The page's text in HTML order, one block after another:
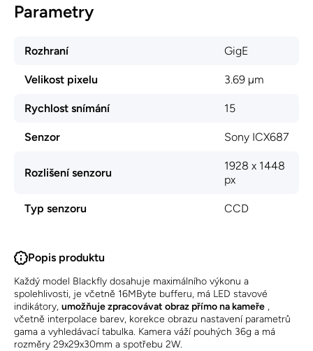
Parametry
Rozhraní GigE
Velikost pixelu 3.69 µm
Rychlost snímání 15
Senzor Sony ICX687
Rozlišení senzoru
1928 x 1448
px
Typ senzoru CCD
Popis produktu
Každý model Blackfly dosahuje maximálního výkonu a
spolehlivosti, je včetně 16MByte bufferu, má LED stavové
indikátory, umožňuje zpracovávat obraz přímo na kameře ,
včetně interpolace barev, korekce obrazu nastavení parametrů
gama a vyhledávací tabulka. Kamera váží pouhých 36g a má
rozměry 29x29x30mm a spotřebu 2W.